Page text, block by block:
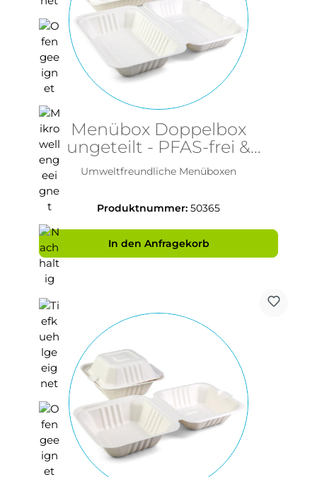
Menübox Doppelbox
ungeteilt - PFAS-frei &
nachhaltig - Senza
230x153x80mm aus Bagasse
Umweltfreundliche Menüboxen
Produktnummer: 50365
In den Anfragekorb